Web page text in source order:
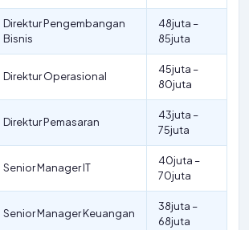
Direktur Pengembangan
Bisnis
48juta –
85juta
Direktur Operasional
45juta –
80juta
Direktur Pemasaran
43juta –
75juta
Senior Manager IT
40juta –
70juta
Senior Manager Keuangan
38juta –
68juta